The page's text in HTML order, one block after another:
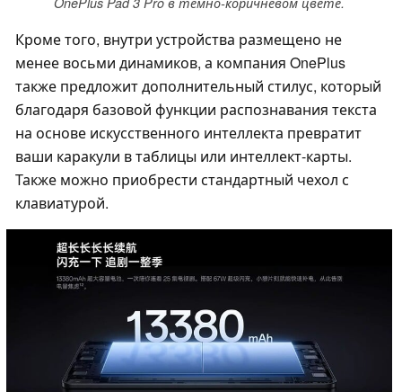
Кроме того, внутри устройства размещено не
менее восьми динамиков, а компания OnePlus
также предложит дополнительный стилус, который
благодаря базовой функции распознавания текста
на основе искусственного интеллекта превратит
ваши каракули в таблицы или интеллект-карты.
Также можно приобрести стандартный чехол с
клавиатурой.